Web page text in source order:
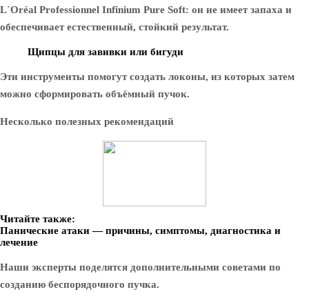
L`Oréal Professionnel Infinium Pure Soft: он не имеет запаха и
обеспечивает естественный, стойкий результат.
Щипцы для завивки или бигуди
Эти инструменты помогут создать локоны, из которых затем
можно сформировать объёмный пучок.
Несколько полезных рекомендаций
Читайте также:
Панические атаки — причины, симптомы, диагностика и
лечение
Наши эксперты поделятся дополнительными советами по
созданию беспорядочного пучка.